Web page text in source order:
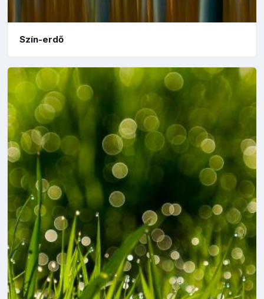
Szín-erdő